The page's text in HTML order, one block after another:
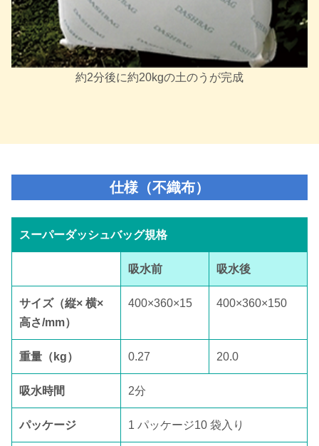
約2分後に約20kgの土のうが完成
仕様（不織布）
スーパーダッシュバッグ規格
吸水前 吸水後
サイズ（縦× 横×
高さ/mm）
400×360×15 400×360×150
重量（kg） 0.27 20.0
吸水時間 2分
パッケージ 1 パッケージ10 袋入り